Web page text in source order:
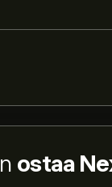
ostaa